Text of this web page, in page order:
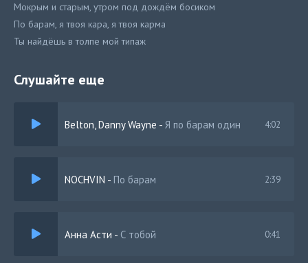
Мокрым и старым, утром под дождём босиком
По барам, я твоя кара, я твоя карма
Ты найдёшь в толпе мой типаж
Слушайте еще
Belton, Danny Wayne - Я по барам один 4:02
NOCHVIN - По барам 2:39
Анна Асти - С тобой 0:41